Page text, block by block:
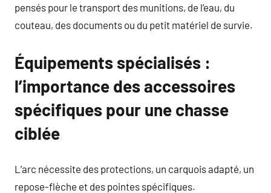
pensés pour le transport des munitions, de l’eau, du
couteau, des documents ou du petit matériel de survie.
Équipements spécialisés :
l’importance des accessoires
spécifiques pour une chasse
ciblée
L’arc nécessite des protections, un carquois adapté, un
repose-flèche et des pointes spécifiques.